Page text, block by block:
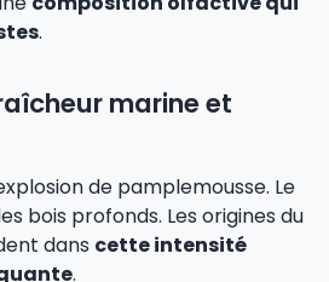
.
marine et
de pamplemousse. Le
bois profonds. Les origines du
dans cette intensité
.